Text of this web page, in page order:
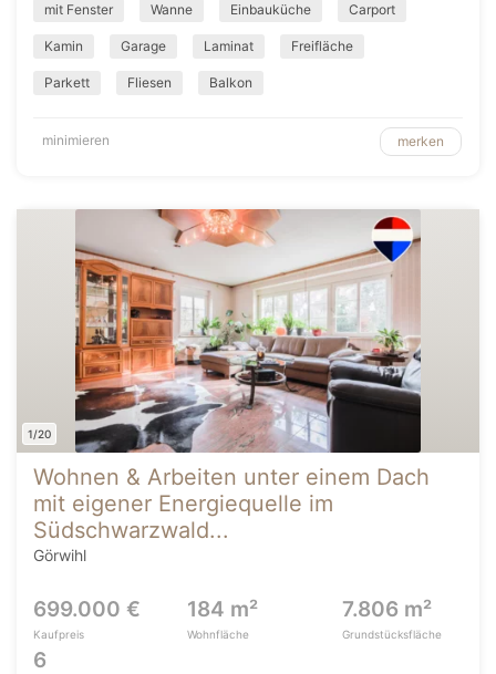
mit Fenster Wanne Einbauküche Carport
Kamin Garage Laminat Freifläche
Parkett Fliesen Balkon
minimieren merken
1/20
Wohnen & Arbeiten unter einem Dach
mit eigener Energiequelle im
Südschwarzwald...
Görwihl
699.000 €
Kaufpreis
184 m²
Wohnfläche
7.806 m²
Grundstücksfläche
6